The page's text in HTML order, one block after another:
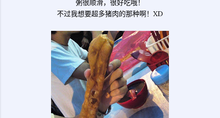
粥很顺滑，很好吃哦！
不过我想要超多猪肉的那种啊！XD